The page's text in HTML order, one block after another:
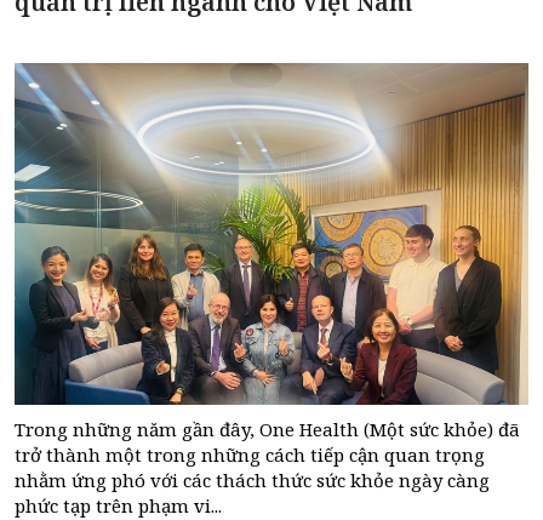
Trong những năm gần đây, One Health (Một sức khỏe) đã
trở thành một trong những cách tiếp cận quan trọng
nhằm ứng phó với các thách thức sức khỏe ngày càng
phức tạp trên phạm vi...